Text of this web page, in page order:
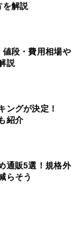
解説
段・費用相場や
説
ングが決定！
紹介
通販5選！規格外
らそう